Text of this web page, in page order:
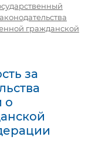
гражданской
за
о